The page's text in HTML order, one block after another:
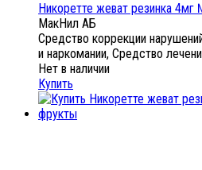
Никоретте жеват резинка
МакНил АБ
Средство коррекции
и наркомании, Средство
Нет в наличии
Купить